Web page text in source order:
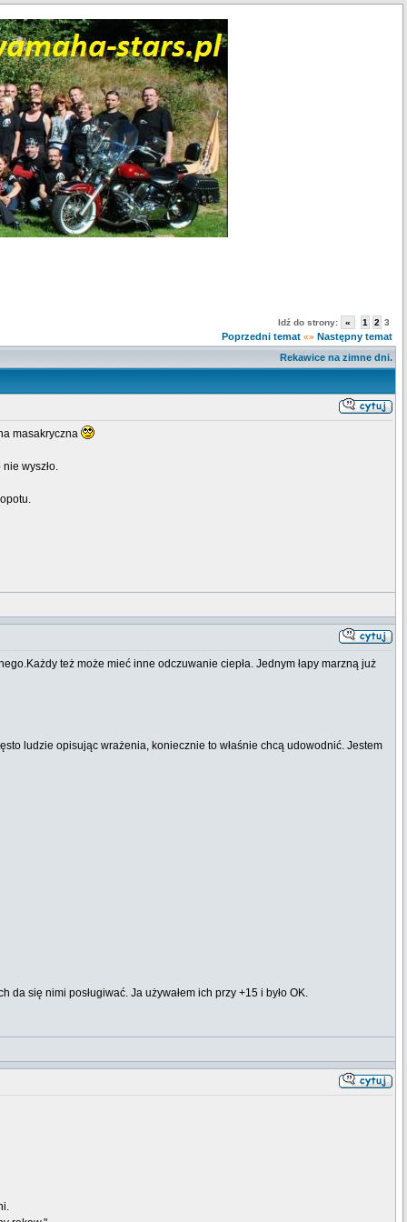
Idź do strony: « 1 2 3
Poprzedni temat «» Następny temat
Rekawice na zimne dni.
masakryczna
wyszło.
też może mieć inne odczuwanie ciepła. Jednym łapy marzną już
ludzie opisując wrażenia, koniecznie to właśnie chcą udowodnić. Jestem
da się nimi posługiwać. Ja używałem ich przy +15 i było OK.